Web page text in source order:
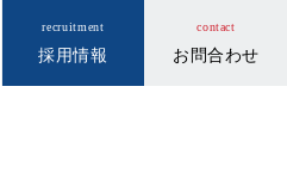
recruitment
採用情報
contact
お問合わせ